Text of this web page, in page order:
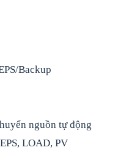
Backup
nguồn tự động
LOAD, PV